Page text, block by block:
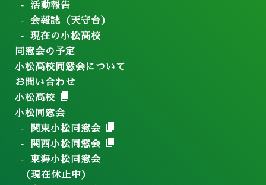
活動報告
会報誌（天守台）
現在の小松高校
同窓会の予定
小松高校同窓会について
お問い合わせ
小松高校
小松同窓会
関東小松同窓会
関西小松同窓会
東海小松同窓会
（現在休止中）